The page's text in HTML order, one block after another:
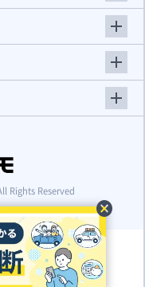
cancel
Rights Reserved